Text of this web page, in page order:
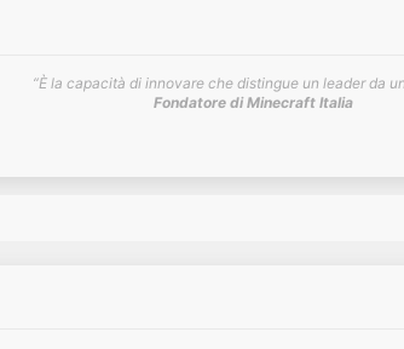
“È la capacità di innovare che distingue un leader da
Fondatore di Minecraft Italia